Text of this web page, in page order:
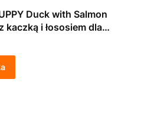
Duck with Salmon
kaczką i łososiem dla